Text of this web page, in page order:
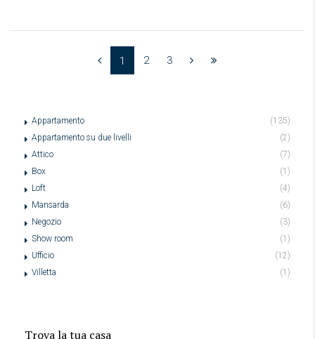
1 2 3
Appartamento
(135)
Appartamento su due livelli
(2)
Attico
(7)
Box
(1)
Loft
(4)
Mansarda
(6)
Negozio
(3)
Show room
(1)
Ufficio
(12)
Villetta
(1)
Trova la tua casa